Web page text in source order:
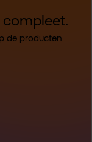
compleet.
de producten